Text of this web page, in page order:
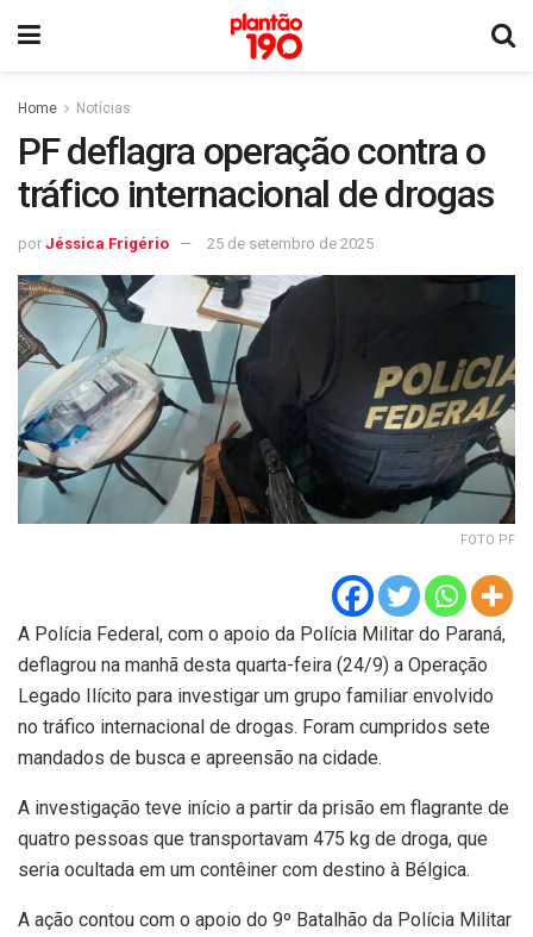
Home Notícias
PF deflagra operação contra o
tráfico internacional de drogas
por Jéssica Frigério 25 de setembro de 2025
FOTO PF
A Polícia Federal, com o apoio da Polícia Militar do Paraná,
deflagrou na manhã desta quarta-feira (24/9) a Operação
Legado Ilícito para investigar um grupo familiar envolvido
no tráfico internacional de drogas. Foram cumpridos sete
mandados de busca e apreensão na cidade.
A investigação teve início a partir da prisão em flagrante de
quatro pessoas que transportavam 475 kg de droga, que
seria ocultada em um contêiner com destino à Bélgica.
A ação contou com o apoio do 9º Batalhão da Polícia Militar